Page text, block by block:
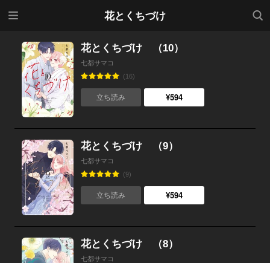
花とくちづけ
検索
花とくちづけ （10）
七都サマコ
(16)
立ち読み ¥594
花とくちづけ （9）
七都サマコ
(9)
立ち読み ¥594
花とくちづけ （8）
七都サマコ